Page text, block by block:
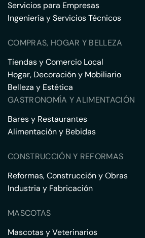
Servicios para Empresas
Ingeniería y Servicios Técnicos
COMPRAS, HOGAR Y BELLEZA
Tiendas y Comercio Local
Hogar, Decoración y Mobiliario
Belleza y Estética
GASTRONOMÍA Y ALIMENTACIÓN
Bares y Restaurantes
Alimentación y Bebidas
CONSTRUCCIÓN Y REFORMAS
Reformas, Construcción y Obras
Industria y Fabricación
MASCOTAS
Mascotas y Veterinarios